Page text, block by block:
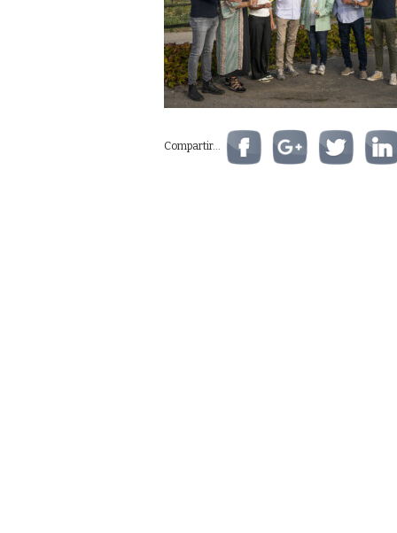
Compartir...